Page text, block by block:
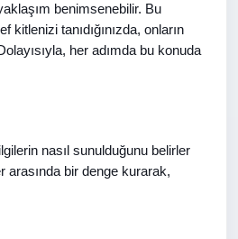
benimsenebilir. Bu
tanıdığınızda, onların
her adımda bu konuda
nasıl sunulduğunu belirler
arasında bir denge kurarak,